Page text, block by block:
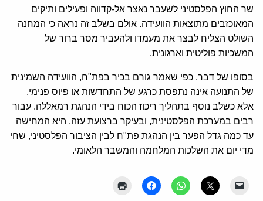
שר החוץ הפלסטיני לשעבר נאצר אל-קדווה ופעילים ותיקים
המאוכזבים מתוצאות הוועידה. אולם בשלב זה נראה כי המחנה
השולט הצליח לבצר את מעמדו ולהעביר מסר ברור של
המשכיות פוליטית וארגונית.
בסופו של דבר, כפי שאמר גורם בכיר בפת"ח, הוועידה השמינית
של התנועה אינה נתפסת כרגע של התחדשות או פיוס פנימי,
אלא כשלב נוסף בתהליך ריכוז הכוח בידי הנהגת רמאללה. עבור
רבים במערכת הפלסטינית, ובעיקר ברצועת עזה, היא המחישה
עד כמה גדל הפער בין הנהגת פת"ח לבין הציבור הפלסטיני, שחי
מדי יום את השלכות המלחמה והמשבר הלאומי.